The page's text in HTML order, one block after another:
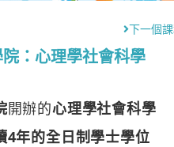
下一個
：心理學社會科學
開辦的心理學社會科學
4年的全日制學士學位